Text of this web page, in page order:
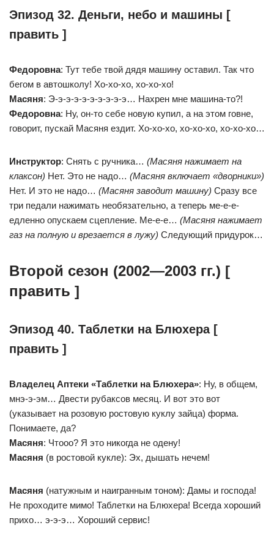
Эпизод 32. Деньги, небо и машины [
править ]
Федоровна: Тут тебе твой дядя машину оставил. Так что
бегом в автошколу! Хо-хо-хо, хо-хо-хо!
Масяня: Э-э-э-э-э-э-э-э-э-э… Нахрен мне машина-то?!
Федоровна: Ну, он-то себе новую купил, а на этом говне,
говорит, пускай Масяня ездит. Хо-хо-хо, хо-хо-хо, хо-хо-хо…
Инструктор: Снять с ручника… (Масяня нажимает на
клаксон) Нет. Это не надо… (Масяня включает «дворники»)
Нет. И это не надо… (Масяня заводит машину) Сразу все
три педали нажимать необязательно, а теперь ме-е-е-
едленно опускаем сцепление. Ме-е-е… (Масяня нажимает
газ на полную и врезается в лужу) Следующий придурок…
Второй сезон (2002—2003 гг.) [
править ]
Эпизод 40. Таблетки на Блюхера [
править ]
Владелец Аптеки «Таблетки на Блюхера»: Ну, в общем,
мнэ-э-эм… Двести рубаксов месяц. И вот это вот
(указывает на розовую ростовую куклу зайца) форма.
Понимаете, да?
Масяня: Чтооо? Я это никогда не одену!
Масяня (в ростовой кукле): Эх, дышать нечем!
Масяня (натужным и наигранным тоном): Дамы и господа!
Не проходите мимо! Таблетки на Блюхера! Всегда хороший
прихо… э-э-э… Хороший сервис!